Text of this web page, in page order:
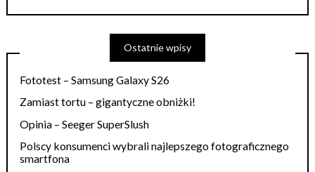
Ostatnie wpisy
Fototest – Samsung Galaxy S26
Zamiast tortu – gigantyczne obniżki!
Opinia – Seeger SuperSlush
Polscy konsumenci wybrali najlepszego fotograficznego
smartfona